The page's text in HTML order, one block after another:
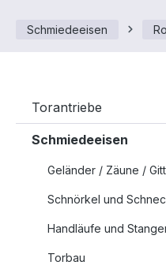
Schmiedeeisen
Torantriebe
Schmiedeeisen
Geländer / Zäune /
Schnörkel und
Handläufe und
Torbau